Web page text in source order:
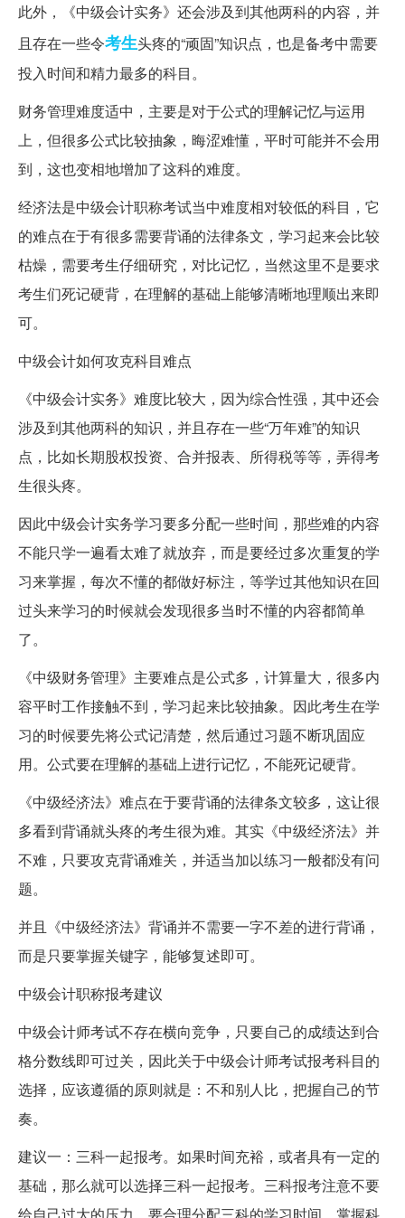
此外，《中级会计实务》还会涉及到其他两科的内容，并
且存在一些令考生头疼的“顽固”知识点，也是备考中需要
投入时间和精力最多的科目。
财务管理难度适中，主要是对于公式的理解记忆与运用
上，但很多公式比较抽象，晦涩难懂，平时可能并不会用
到，这也变相地增加了这科的难度。
经济法是中级会计职称考试当中难度相对较低的科目，它
的难点在于有很多需要背诵的法律条文，学习起来会比较
枯燥，需要考生仔细研究，对比记忆，当然这里不是要求
考生们死记硬背，在理解的基础上能够清晰地理顺出来即
可。
中级会计如何攻克科目难点
《中级会计实务》难度比较大，因为综合性强，其中还会
涉及到其他两科的知识，并且存在一些“万年难”的知识
点，比如长期股权投资、合并报表、所得税等等，弄得考
生很头疼。
因此中级会计实务学习要多分配一些时间，那些难的内容
不能只学一遍看太难了就放弃，而是要经过多次重复的学
习来掌握，每次不懂的都做好标注，等学过其他知识在回
过头来学习的时候就会发现很多当时不懂的内容都简单
了。
《中级财务管理》主要难点是公式多，计算量大，很多内
容平时工作接触不到，学习起来比较抽象。因此考生在学
习的时候要先将公式记清楚，然后通过习题不断巩固应
用。公式要在理解的基础上进行记忆，不能死记硬背。
《中级经济法》难点在于要背诵的法律条文较多，这让很
多看到背诵就头疼的考生很为难。其实《中级经济法》并
不难，只要攻克背诵难关，并适当加以练习一般都没有问
题。
并且《中级经济法》背诵并不需要一字不差的进行背诵，
而是只要掌握关键字，能够复述即可。
中级会计职称报考建议
中级会计师考试不存在横向竞争，只要自己的成绩达到合
格分数线即可过关，因此关于中级会计师考试报考科目的
选择，应该遵循的原则就是：不和别人比，把握自己的节
奏。
建议一：三科一起报考。如果时间充裕，或者具有一定的
基础，那么就可以选择三科一起报考。三科报考注意不要